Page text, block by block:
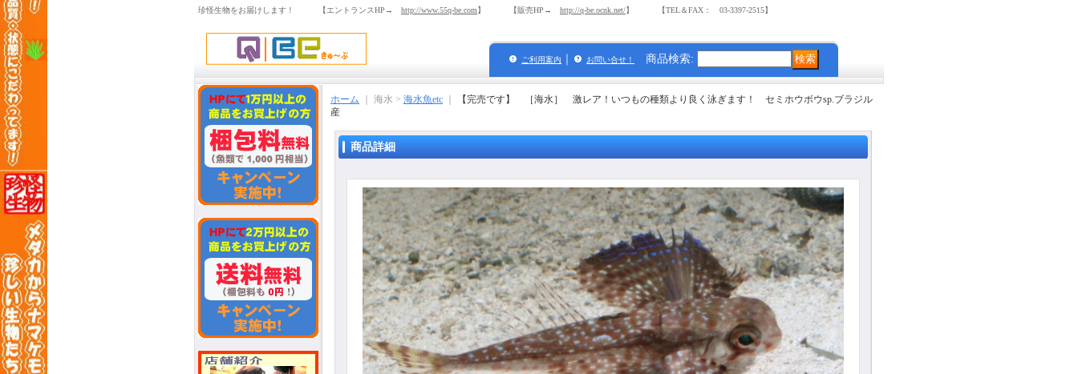
珍怪生物をお届けします！ 【エントランスHP→ http://www.55q-be.com】 【販売HP→ http://q-be.ocnk.net/】 【TEL＆FAX： 03-3397-2515】
ご利用案内 お問い合せ！ 商品検索:
ホーム ｜ 海水 > 海水魚etc
【完売です】 ［海水］ 激レア！いつもの種類より良く泳ぎます！ セミホウボウsp.ブラジル
産
商品詳細